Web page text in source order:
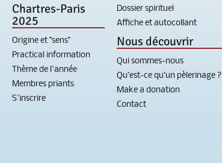
Chartres-Paris
2025
Origine et "sens"
Practical information
Thème de l'année
Membres priants
S'inscrire
Dossier spirituel
Affiche et autocollant
Nous découvrir
Qui sommes-nous
Qu’est-ce qu’un pèlerinage ?
Make a donation
Contact